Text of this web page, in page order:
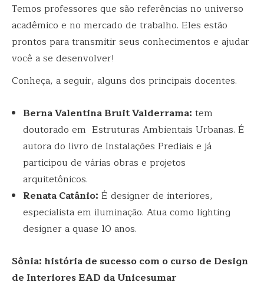
Temos professores que são referências no universo
acadêmico e no mercado de trabalho. Eles estão
prontos para transmitir seus conhecimentos e ajudar
você a se desenvolver!
Conheça, a seguir, alguns dos principais docentes.
Berna Valentina Bruit Valderrama: tem
doutorado em Estruturas Ambientais Urbanas. É
autora do livro de Instalações Prediais e já
participou de várias obras e projetos
arquitetônicos.
Renata Catânio: É designer de interiores,
especialista em iluminação. Atua como lighting
designer a quase 10 anos.
Sônia: história de sucesso com o curso de Design
de Interiores EAD da Unicesumar